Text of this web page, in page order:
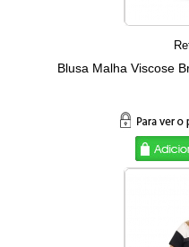
Blusa Malha Viscose